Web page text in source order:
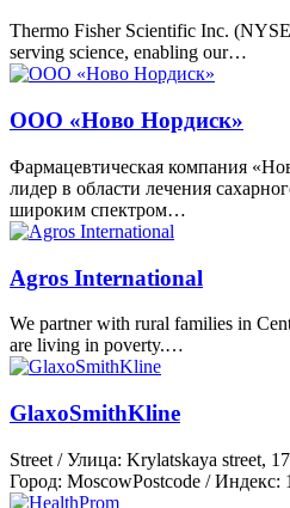
Thermo Fisher Scientific Inc.
serving science, enabling our…
ООО «Ново Нордиск»
Фармацевтическая компания
лидер в области лечения
широким спектром…
Agros International
We partner with rural families in
are living in poverty.…
GlaxoSmithKline
Street / Улица: Krylatskaya street,
Город: MoscowPostcode /